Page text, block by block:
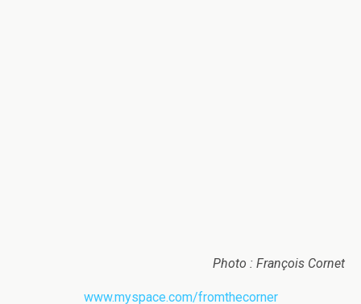
Photo : François Cornet
www.myspace.com/fromthecorner